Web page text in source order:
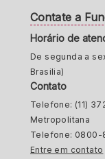
Contate a
Horário de
De segunda a
Brasilia)
Contato
Telefone: (11)
Metropolitana
Telefone: 0800-
Entre em contato